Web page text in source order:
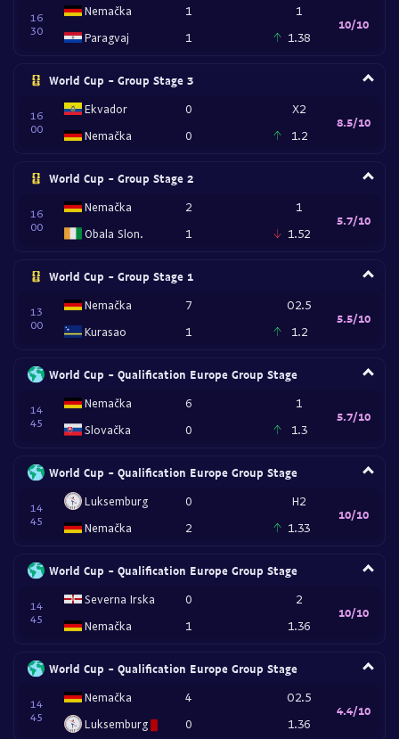
16
30
Nemačka
Paragvaj
1
1
1
1.38
10/10
World Cup - Group Stage 3
16
00
Ekvador
Nemačka
0
0
X2
1.2
8.5/10
World Cup - Group Stage 2
16
00
Nemačka
Obala Slon.
2
1
1
1.52
5.7/10
World Cup - Group Stage 1
13
00
Nemačka
Kurasao
7
1
O2.5
1.2
5.5/10
World Cup - Qualification Europe Group Stage
14
45
Nemačka
Slovačka
6
0
1
1.3
5.7/10
World Cup - Qualification Europe Group Stage
14
45
Luksemburg
Nemačka
0
2
H2
1.33
10/10
World Cup - Qualification Europe Group Stage
14
45
Severna Irska
Nemačka
0
1
2
1.36
10/10
World Cup - Qualification Europe Group Stage
14
45
Nemačka
Luksemburg
4
0
O2.5
1.36
4.4/10